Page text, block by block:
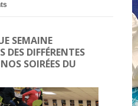
SEMAINE
DIFFÉRENTES
SOIRÉES DU